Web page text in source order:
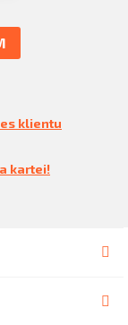
klientu
kartei!